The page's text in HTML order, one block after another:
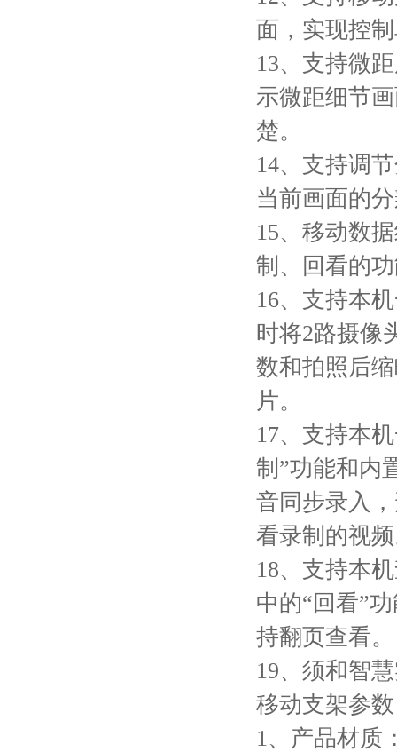
面，实现控
13、支持微
示微距细节
楚。
14、支持调
当前画面的
15、移动数
制、回看的
16、支持本
时将2路摄像
数和拍照后
片。
17、支持本
制”功能和内
音同步录入
看录制的视
18、支持本
中的“回看”
持翻页查看。
19、须和智
移动支架参
1、产品材质